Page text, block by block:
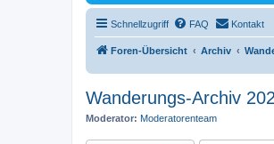
Schnellzugriff FAQ Kontakt
Foren-Übersicht Archiv
Wanderungs-Archiv
Moderator: Moderatorenteam